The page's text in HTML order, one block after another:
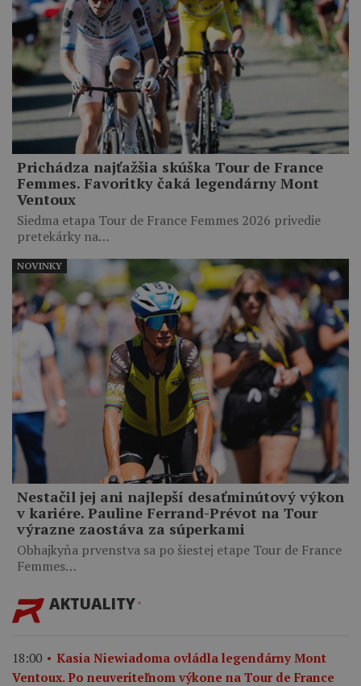
Prichádza najťažšia skúška Tour de France
Femmes. Favoritky čaká legendárny Mont
Ventoux
Siedma etapa Tour de France Femmes 2026 privedie
pretekárky na…
Nestačil jej ani najlepší desaťminútový výkon
v kariére. Pauline Ferrand-Prévot na Tour
výrazne zaostáva za súperkami
Obhajkyňa prvenstva sa po šiestej etape Tour de France
Femmes…
NOVINKY
AKTUALITY
18:00
Kasia Niewiadoma ovládla legendárny Mont
Ventoux. Po neuveriteľnom výkone na Tour de France